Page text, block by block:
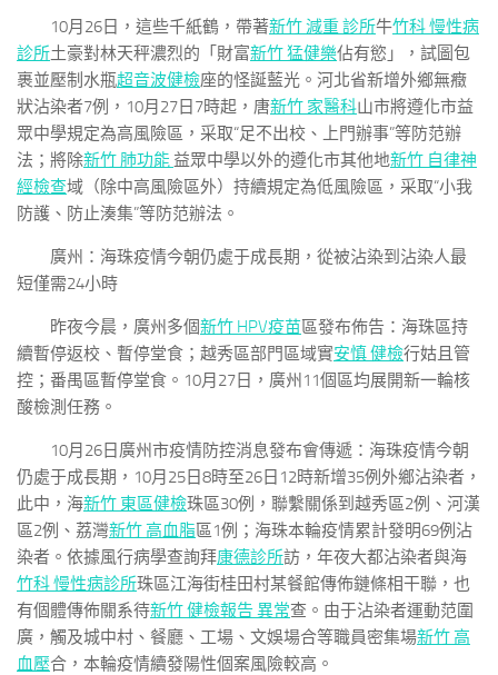
10月26日，這些千紙鶴，帶著新竹 減重 診所牛竹科 慢性病
診所土豪對林天秤濃烈的「財富新竹 猛健樂佔有慾」，試圖包
裹並壓制水瓶超音波健檢座的怪誕藍光。河北省新增外鄉無癥
狀沾染者7例，10月27日7時起，唐新竹 家醫科山市將遵化市益
眾中學規定為高風險區，采取“足不出校、上門辦事”等防范辦
法；將除新竹 肺功能 益眾中學以外的遵化市其他地新竹 自律神
經檢查域（除中高風險區外）持續規定為低風險區，采取“小我
防護、防止湊集”等防范辦法。
廣州：海珠疫情今朝仍處于成長期，從被沾染到沾染人最
短僅需24小時
昨夜今晨，廣州多個新竹 HPV疫苗區發布佈告：海珠區持
續暫停返校、暫停堂食；越秀區部門區域實安慎 健檢行姑且管
控；番禺區暫停堂食。10月27日，廣州11個區均展開新一輪核
酸檢測任務。
10月26日廣州市疫情防控消息發布會傳遞：海珠疫情今朝
仍處于成長期，10月25日8時至26日12時新增35例外鄉沾染者，
此中，海新竹 東區健檢珠區30例，聯繫關係到越秀區2例、河漢
區2例、荔灣新竹 高血脂區1例；海珠本輪疫情累計發明69例沾
染者。依據風行病學查詢拜康德診所訪，年夜大都沾染者與海
竹科 慢性病診所珠區江海街桂田村某餐館傳佈鏈條相干聯，也
有個體傳佈關系待新竹 健檢報告 異常查。由于沾染者運動范圍
廣，觸及城中村、餐廳、工場、文娛場合等職員密集場新竹 高
血壓合，本輪疫情續發陽性個案風險較高。